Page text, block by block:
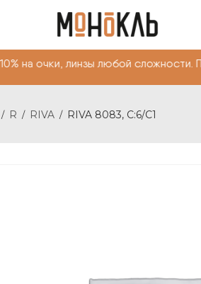
линзы любой
/ R / RIVA / RIVA 8083, С:6/С1